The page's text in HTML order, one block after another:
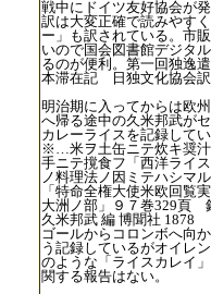
戦中にドイツ友好協会が
訳は大変正確で読みやす
ー」も訳されている。市
いので国会図書館デジタ
るのが便利。第一回独逸
本滞在記 日独文化協会
明治期に入ってからは欧
へ帰る途中の久米邦武が
カレーライスを記録して
※…米ヲ土缶ニテ炊キ奨
手ニテ撹食フ「西洋ライ
ノ料理法ノ因ミテハシマ
「特命全権大使米欧回覧
大洲ノ部」９７巻329
久米邦武 編 博聞社 1878
ゴールからコロンボへ向
う記録しているがオイレ
のような「ライスカレイ
関する報告はない。